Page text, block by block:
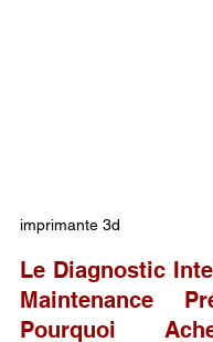
imprimante 3d
Le Diagnostic
Maintenance
Pourquoi